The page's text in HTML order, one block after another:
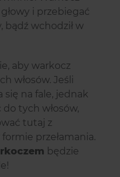
i przebiegać
bądź wchodził w
aby warkocz
włosów. Jeśli
się na fale, jednak
tych włosów,
tutaj z
przełamania.
będzie